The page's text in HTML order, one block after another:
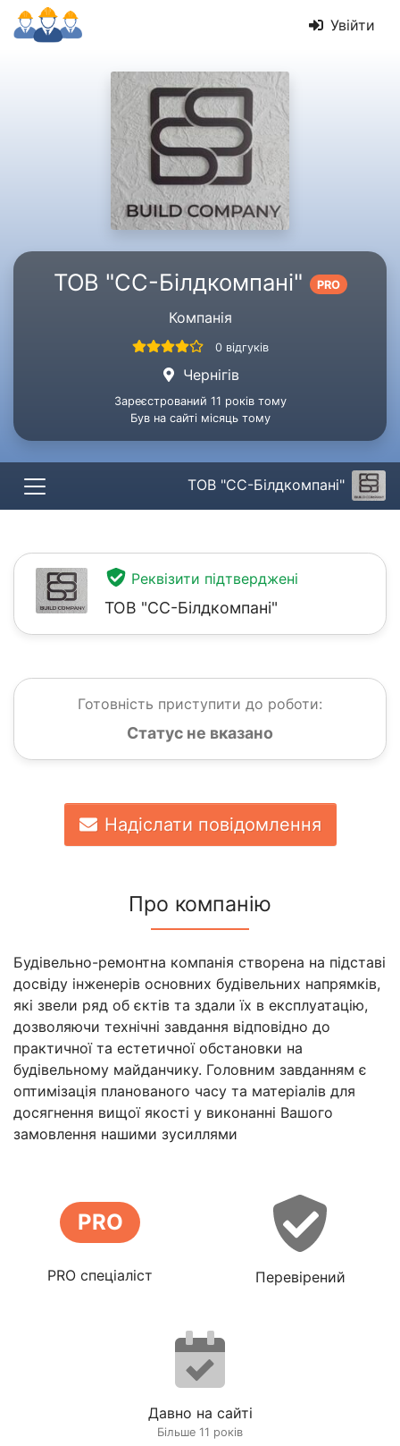
Увійти
ТОВ "СС-Білдкомпані" PRO
Компанія
0 відгуків
Чернігів
Зареєстрований 11 років тому
Був на сайті місяць тому
ТОВ "СС-Білдкомпані"
Реквізити підтверджені
ТОВ "СС-Білдкомпані"
Готовність приступити до роботи:
Статус не вказано
Надіслати повідомлення
Про компанію
Будівельно-ремонтна компанія створена на підставі
досвіду інженерів основних будівельних напрямків,
які звели ряд об єктів та здали їх в експлуатацію,
дозволяючи технічні завдання відповідно до
практичної та естетичної обстановки на
будівельному майданчику. Головним завданням є
оптимізація планованого часу та матеріалів для
досягнення вищої якості у виконанні Вашого
замовлення нашими зусиллями
PRO
PRO спеціаліст Перевірений
Давно на сайті
Більше 11 років